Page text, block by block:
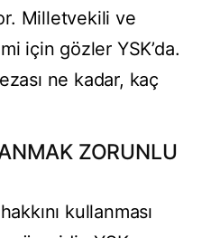
Milletvekili ve
için gözler YSK’da.
ne kadar, kaç
ZORUNLU
kullanması